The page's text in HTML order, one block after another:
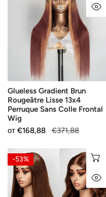
Rougeâtre
Colle
Frontal
Wig
Glueless Gradient Brun
Rougeâtre Lisse 13x4
Perruque Sans Colle Frontal
Wig
Продажна
от €168,88
Редовна
€371,88
13x4
Glueless
Brun
Chocolat
-53%